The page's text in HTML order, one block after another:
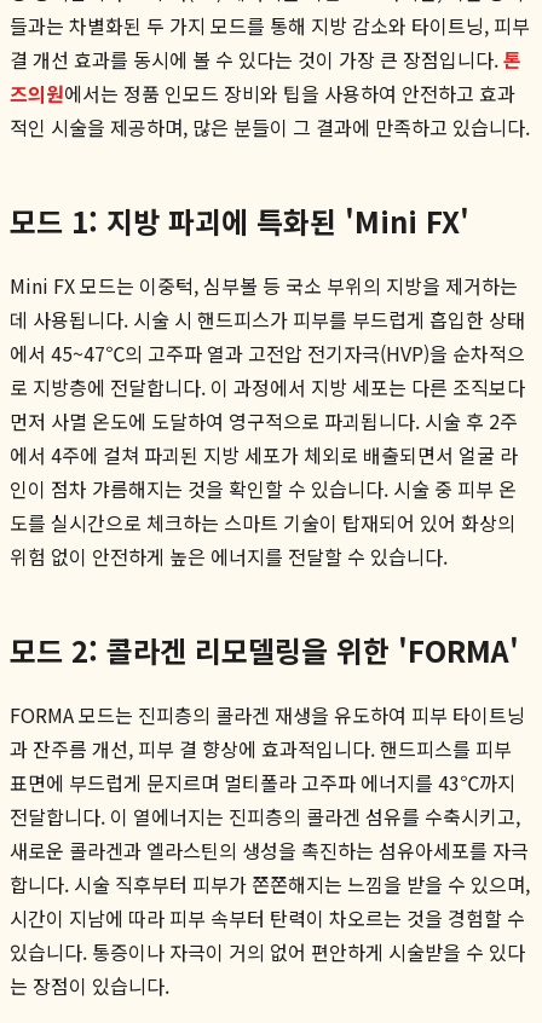
들과는 차별화된 두 가지 모드를 통해 지방 감소와 타이트닝, 피부
결 개선 효과를 동시에 볼 수 있다는 것이 가장 큰 장점입니다.톤
즈의원에서는 정품 인모드 장비와 팁을 사용하여 안전하고 효과
적인 시술을 제공하며, 많은 분들이 그 결과에 만족하고 있습니다.
모드 1: 지방 파괴에 특화된 'Mini FX'
Mini FX 모드는 이중턱, 심부볼 등 국소 부위의 지방을 제거하는
데 사용됩니다. 시술 시 핸드피스가 피부를 부드럽게 흡입한 상태
에서 45~47℃의 고주파 열과 고전압 전기자극(HVP)을 순차적으
로 지방층에 전달합니다. 이 과정에서 지방 세포는 다른 조직보다
먼저 사멸 온도에 도달하여 영구적으로 파괴됩니다. 시술 후 2주
에서 4주에 걸쳐 파괴된 지방 세포가 체외로 배출되면서 얼굴 라
인이 점차 갸름해지는 것을 확인할 수 있습니다. 시술 중 피부 온
도를 실시간으로 체크하는 스마트 기술이 탑재되어 있어 화상의
위험 없이 안전하게 높은 에너지를 전달할 수 있습니다.
모드 2: 콜라겐 리모델링을 위한 'FORMA'
FORMA 모드는 진피층의 콜라겐 재생을 유도하여 피부 타이트닝
과 잔주름 개선, 피부 결 향상에 효과적입니다. 핸드피스를 피부
표면에 부드럽게 문지르며 멀티폴라 고주파 에너지를 43℃까지
전달합니다. 이 열에너지는 진피층의 콜라겐 섬유를 수축시키고,
새로운 콜라겐과 엘라스틴의 생성을 촉진하는 섬유아세포를 자극
합니다. 시술 직후부터 피부가 쫀쫀해지는 느낌을 받을 수 있으며,
시간이 지남에 따라 피부 속부터 탄력이 차오르는 것을 경험할 수
있습니다. 통증이나 자극이 거의 없어 편안하게 시술받을 수 있다
는 장점이 있습니다.